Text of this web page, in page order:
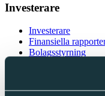
Investerare
Investerare
Finansiella
Bolagsstyrning